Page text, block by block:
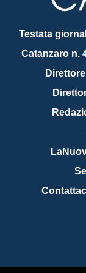
Testata
Catanzaro n.